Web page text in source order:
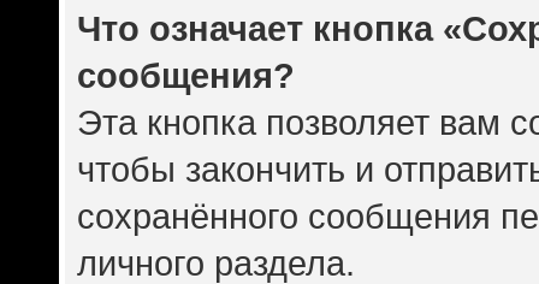
Что означает кнопка
сообщения?
Эта кнопка позволяет вам
чтобы закончить и
сохранённого сообщения
личного раздела.